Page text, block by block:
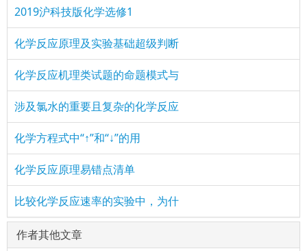
2019沪科技版化学选修1
化学反应原理及实验基础超级判断
化学反应机理类试题的命题模式与
涉及氯水的重要且复杂的化学反应
化学方程式中“↑”和“↓”的用
化学反应原理易错点清单
比较化学反应速率的实验中，为什
作者其他文章